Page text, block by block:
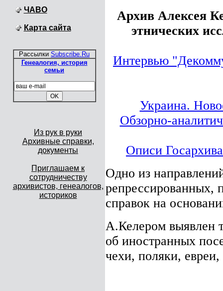
ЧАВО
Карта сайта
Рассылки Subscribe.Ru
Генеалогия, история
семьи
Из рук в руки
Архивные справки,
документы
Приглашаем к
сотрудничеству
архивистов, генеалогов,
историков
Архив Алексея
этнических
Интервью
Украина.
Обзорно-
Описи
Одно из
репрессированных,
справок на
А.Келером выявлен
об иностранных
чехи, поляки,